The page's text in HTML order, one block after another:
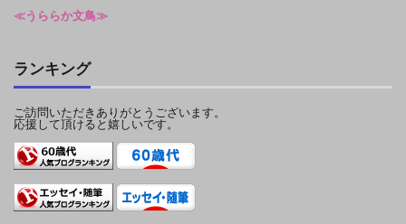
≪うららか文鳥≫
ランキング
ご訪問いただきありがとうございます。
応援して頂けると嬉しいです。